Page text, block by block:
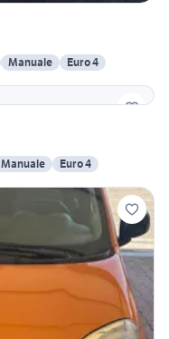
Manuale
Euro 4
Manuale Euro 4